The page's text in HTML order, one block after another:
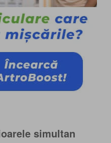
simultan